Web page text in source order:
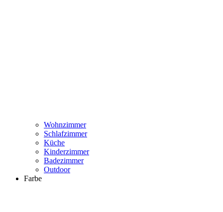
Wohnzimmer
Schlafzimmer
Küche
Kinderzimmer
Badezimmer
Outdoor
Farbe